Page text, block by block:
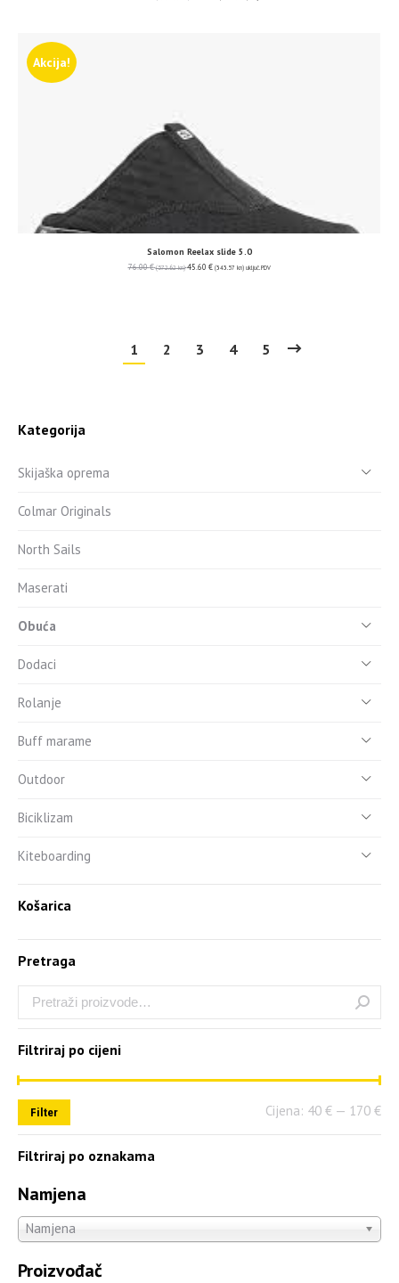
Akcija!
Salomon Reelax slide 5.0
76.00€ (572.62 kn) 45.60 € (343.57 kn) uključ. PDV
1 2 3 4 5
Kategorija
Skijaška oprema
Colmar Originals
North Sails
Maserati
Obuća
Dodaci
Rolanje
Buff marame
Outdoor
Biciklizam
Kiteboarding
Košarica
Pretraga
Filtriraj po cijeni
Filter Cijena: 40 € — 170 €
Filtriraj po oznakama
Namjena
Namjena
Proizvođač